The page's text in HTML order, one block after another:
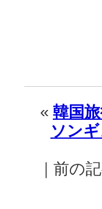
« 韓国
ソン
｜前の